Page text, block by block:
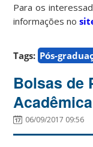
Para os
informações no
Tags: Pós-
Bolsas de
Acadêmica
06/09/2017 09:56